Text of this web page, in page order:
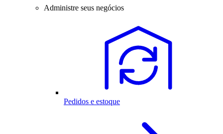
Administre seus negócios
Pedidos e estoque